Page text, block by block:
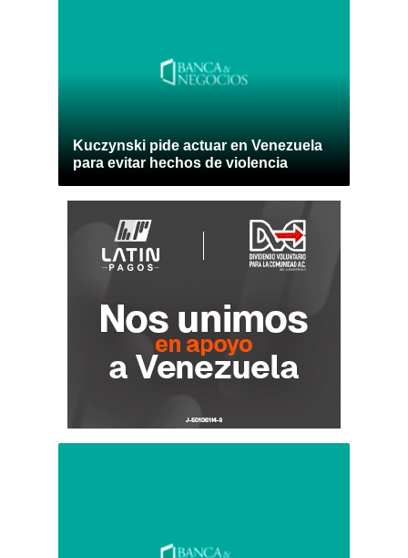
Kuczynski pide actuar en Venezuela
para evitar hechos de violencia